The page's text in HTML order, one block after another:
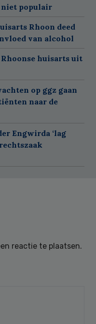
niet populair
Rhoon deed
van alcohol
huisarts uit
op ggz gaan
naar de
Engwirda ‘lag
reactie te plaatsen.